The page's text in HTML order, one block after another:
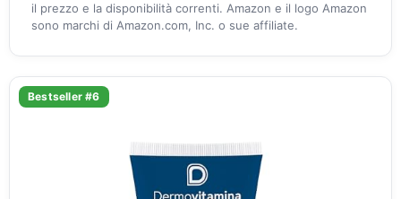
il prezzo e la disponibilità correnti. Amazon e il logo Amazon
sono marchi di Amazon.com, Inc. o sue affiliate.
Bestseller #6